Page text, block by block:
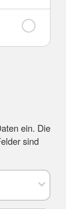
ein. Die
sind